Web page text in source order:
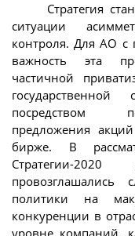
Стратегия
ситуации
контроля. Для АО с
важность эта
частичной
посредством
предложения
бирже. В
Стратегии-
провозглашались
политики на
конкуренции в